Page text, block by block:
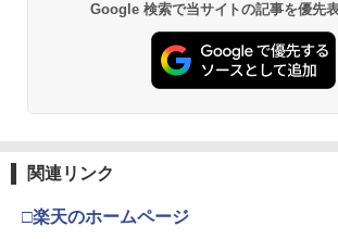
Google 検索で当サイトの記事を優先
関連リンク
□楽天のホームページ